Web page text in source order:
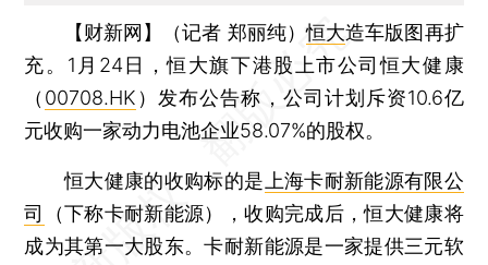
【财新网】（记者 郑丽纯）恒大造车版图再扩
充。1月24日，恒大旗下港股上市公司恒大健康
（ 00708.HK ）发布公告称，公司计划斥资10.6亿
元收购一家动力电池企业58.07%的股权。
恒大健康的收购标的是 上海卡耐新能源有限公
司
（下称卡耐新能源），收购完成后，恒大健康将
成为其第一大股东。卡耐新能源是一家提供三元软